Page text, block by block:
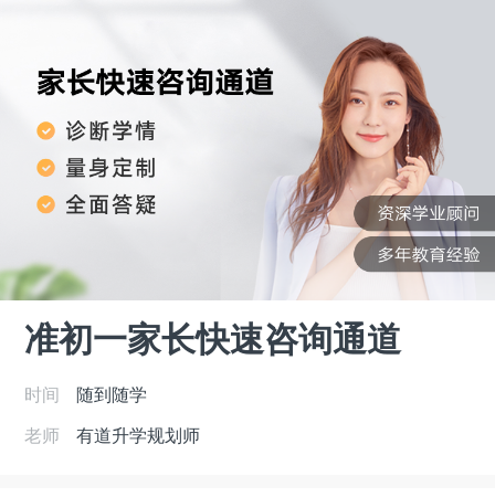
准初一家长快速咨询通道
时间
随到随学
老师
有道升学规划师